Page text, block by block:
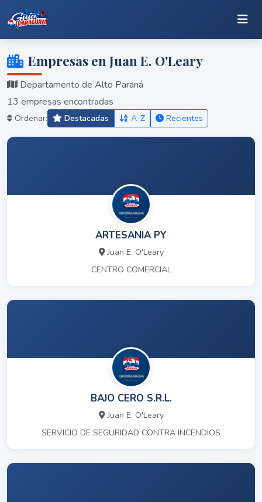
Empresas en Juan E. O'Leary
Departamento de Alto Paraná
13 empresas encontradas
Ordenar: Destacadas A-Z Recientes
ARTESANIA PY
Juan E. O'Leary
CENTRO COMERCIAL
BAJO CERO S.R.L.
Juan E. O'Leary
SERVICIO DE SEGURIDAD CONTRA INCENDIOS